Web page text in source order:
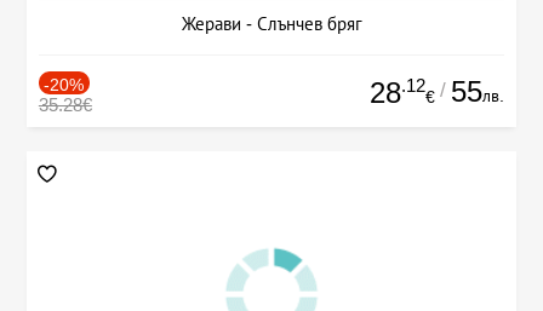
Жерави - Слънчев бряг
-20%
35.28€ 28.12
€ / 55лв.